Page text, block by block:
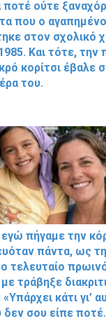
ποτέ ούτε
που ο
στον σχολικό
Και τότε, την
κορίτσι έβαλε
του.
πήγαμε την
πάντα, ως
τελευταίο
τράβηξε
κάτι γι’
σου είπε